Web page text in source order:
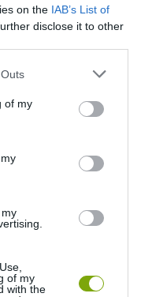
on the IAB’s List of
disclose it to other
one or more Google
You may click to
its third-party tags to
in below Google
of my
of my
with the